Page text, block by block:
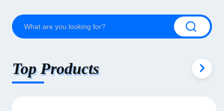
Top Products